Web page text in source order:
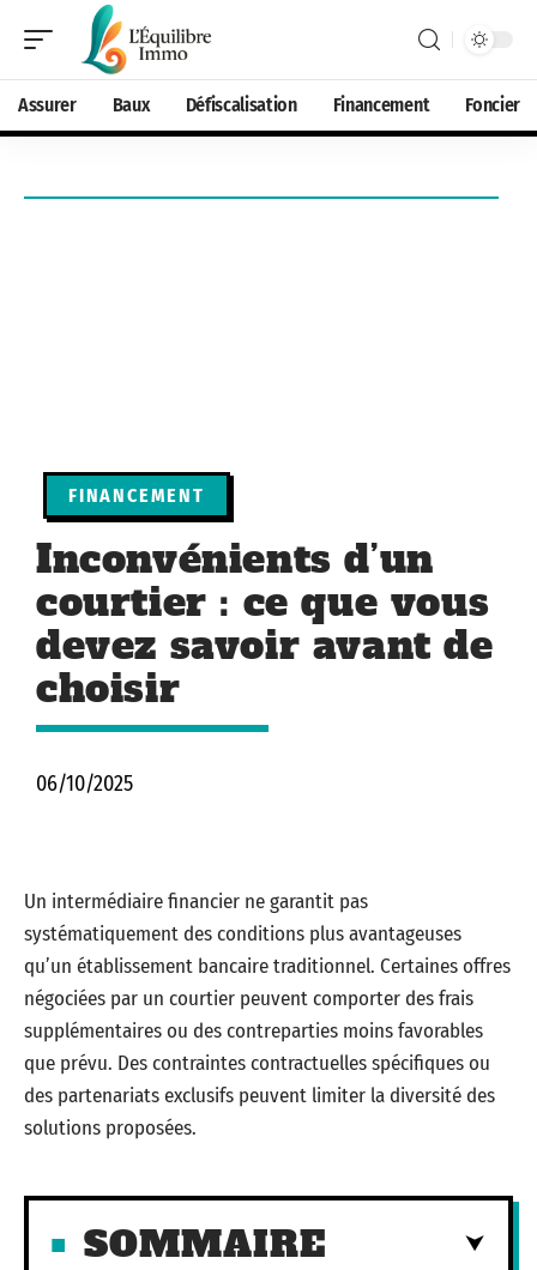
Assurer Baux Défiscalisation Financement Foncier
FINANCEMENT
Inconvénients d’un
courtier : ce que vous
devez savoir avant de
choisir
06/10/2025
Un intermédiaire financier ne garantit pas
systématiquement des conditions plus avantageuses
qu’un établissement bancaire traditionnel. Certaines offres
négociées par un courtier peuvent comporter des frais
supplémentaires ou des contreparties moins favorables
que prévu. Des contraintes contractuelles spécifiques ou
des partenariats exclusifs peuvent limiter la diversité des
solutions proposées.
SOMMAIRE